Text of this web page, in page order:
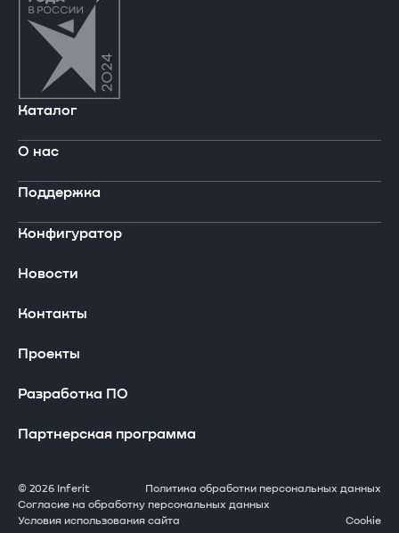
Каталог
О нас
Поддержка
Конфигуратор
Новости
Контакты
Проекты
Разработка ПО
Партнерская программа
© 2026 Inferit
Политика обработки персональных данных
Согласие на обработку персональных данных
Условия использования сайта
Cookie